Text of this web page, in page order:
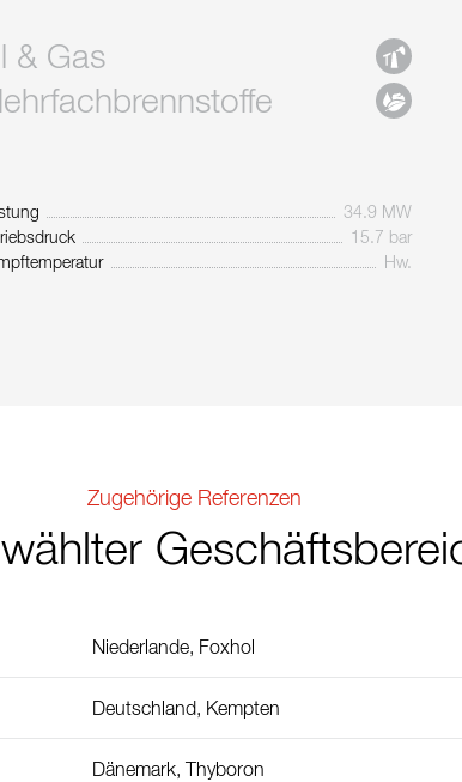
& Gas
34.9 MW
15.7 bar
Hw.
Zugehörige Referenzen
Niederlande, Foxhol
Deutschland, Kempten
Dänemark, Thyboron